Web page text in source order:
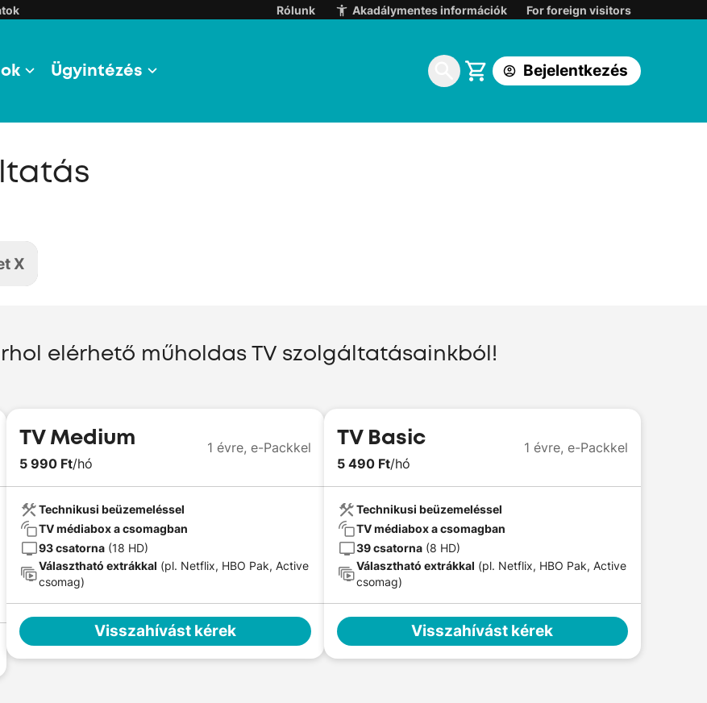
Rólunk Akadálymentes információk For foreign visitors
Ügyintézés Bejelentkezés
Belépés:
One földfelszíni TV ügyfélkapuba
X
elérhető műholdas TV szolgáltatásainkból!
TV Medium
5 990 Ft/hó
1 évre, e-Packkel
Technikusi beüzemeléssel
TV médiabox a csomagban
93 csatorna (18 HD)
Választható extrákkal (pl. Netflix, HBO Pak, Active
csomag)
Visszahívást kérek
TV Basic
5 490 Ft/hó
1 évre, e-Packkel
Technikusi beüzemeléssel
TV médiabox a csomagban
39 csatorna(8 HD)
Választható extrákkal (pl. Netflix, HBO Pak, Active
csomag)
Visszahívást kérek